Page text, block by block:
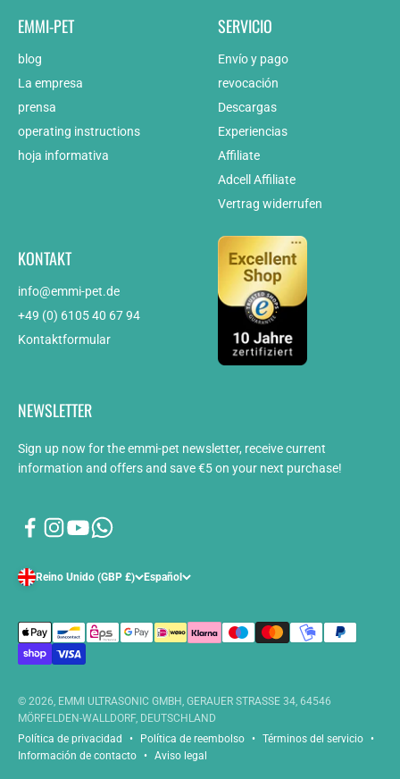
EMMI-PET
blog
La empresa
prensa
operating instructions
hoja informativa
SERVICIO
Envío y pago
revocación
Descargas
Experiencias
Affiliate
Adcell Affiliate
Vertrag widerrufen
KONTAKT
info@emmi-pet.de
+49 (0) 6105 40 67 94
Kontaktformular
NEWSLETTER
Sign up now for the emmi-pet newsletter, receive current
information and offers and save €5 on your next purchase!
Reino Unido (GBP £) Español
© 2026, EMMI ULTRASONIC GMBH, GERAUER STRASSE 34, 64546
MÖRFELDEN-WALLDORF, DEUTSCHLAND
Política de privacidad
Política de reembolso
Términos del servicio
Información de contacto
Aviso legal